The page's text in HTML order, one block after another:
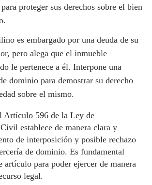
proteger sus derechos sobre el bien
es embargado por una deuda de su
pero alega que el inmueble
le pertenece a él. Interpone una
dominio para demostrar su derecho
sobre el mismo.
Artículo 596 de la Ley de
establece de manera clara y
de interposición y posible rechazo
de dominio. Es fundamental
artículo para poder ejercer de manera
legal.